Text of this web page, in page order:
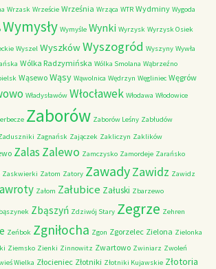
Wrzask Wrzeście Września Wrząca WTR Wydminy Wygoda
Wymysły Wymyśle Wynki Wyrzysk Wyrzysk Osiek
Wyszel WyszkówWyszogród Wyszyny Wywła
Wólka Radzymińska Wólka Smolana Wąbrzeźno
Wąsewo Wąsy Wąwolnica Wędrzyn Węgliniec Węgrów
Władysławów Włocławek Włodawa Włodowice
Zaborów Zaborów Leśny Zabłudów
Zagnańsk Zajączek Zakliczyn Zaklików
ZalasZalewo Zamczysko Zamordeje Zarańsko
Zaskwierki Zatom Zatory ZawadyZawidz Zawidz
Załom Załubice Załuski Zbarzewo
Zbąszyń Zdziwój Stary Zegrze Zehren
Zeńbok Zgniłocha Zgon Zgorzelec Zielona Zielonka
Ziemsko Zienki Zinnowitz Zwartowo Zwiniarz Zwoleń
Wielka Złocieniec Złotniki Złotniki Kujawskie Złotoria